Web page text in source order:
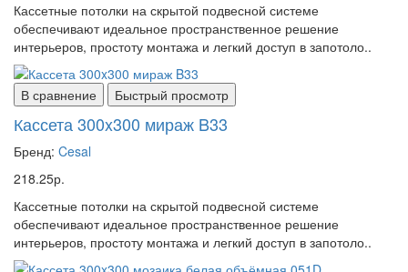
Кассетные потолки на скрытой подвесной системе
обеспечивают идеальное пространственное решение
интерьеров, простоту монтажа и легкий доступ в запотоло..
В сравнение Быстрый просмотр
Кассета 300x300 мираж B33
Бренд: Cesal
218.25р.
Кассетные потолки на скрытой подвесной системе
обеспечивают идеальное пространственное решение
интерьеров, простоту монтажа и легкий доступ в запотоло..